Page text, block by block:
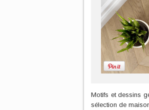
Motifs et dessins
sélection de